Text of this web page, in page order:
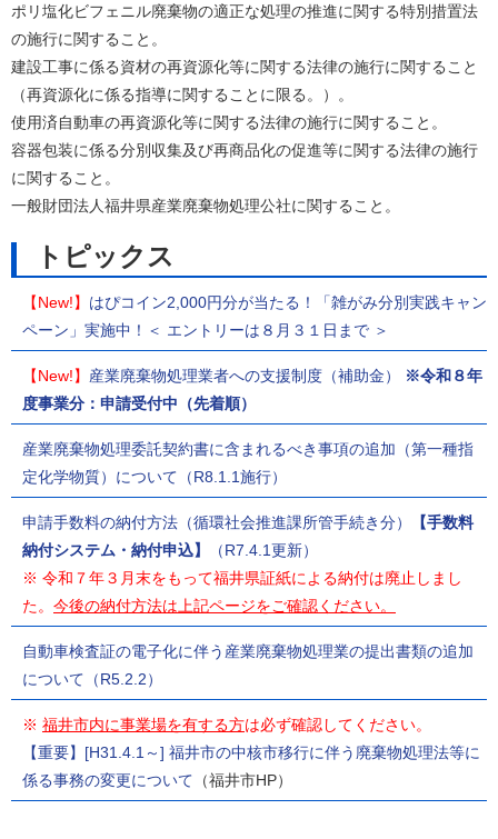
ポリ塩化ビフェニル廃棄物の適正な処理の推進に関する特別措置法
の施行に関すること。
建設工事に係る資材の再資源化等に関する法律の施行に関すること
（再資源化に係る指導に関することに限る。）。
使用済自動車の再資源化等に関する法律の施行に関すること。
容器包装に係る分別収集及び再商品化の促進等に関する法律の施行
に関すること。
一般財団法人福井県産業廃棄物処理公社に関すること。
トピックス
【New!】 はぴコイン2,000円分が当たる！「雑がみ分別実践キャン
ペーン」実施中！＜ エントリーは８月３１日まで ＞
【New!】 産業廃棄物処理業者への支援制度（補助金）
※令和８年
度事業分：申請受付中（先着順）
産業廃棄物処理委託契約書に含まれるべき事項の追加（第一種指
定化学物質）について（R8.1.1施行）
申請手数料の納付方法（循環社会推進課所管手続き分）
【手数料
納付システム・納付申込】
（R7.4.1更新）
※ 令和７年３月末をもって福井県証紙による納付は廃止しまし
た。 今後の納付方法は上記ページをご確認ください。
自動車検査証の電子化に伴う産業廃棄物処理業の提出書類の追加
について（R5.2.2）
※ 福井市内に事業場を有する方は必ず確認してください。
【重要】[H31.4.1～] 福井市の中核市移行に伴う廃棄物処理法等に
係る事務の変更について （福井市HP）